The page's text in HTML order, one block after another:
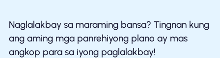
Naglalakbay sa maraming bansa? Tingnan kung
ang aming mga panrehiyong plano ay mas
angkop para sa iyong paglalakbay!